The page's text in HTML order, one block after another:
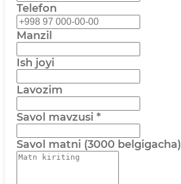
Telefon
Manzil
Ish joyi
Lavozim
Savol mavzusi *
Savol matni (3000 belgigacha)